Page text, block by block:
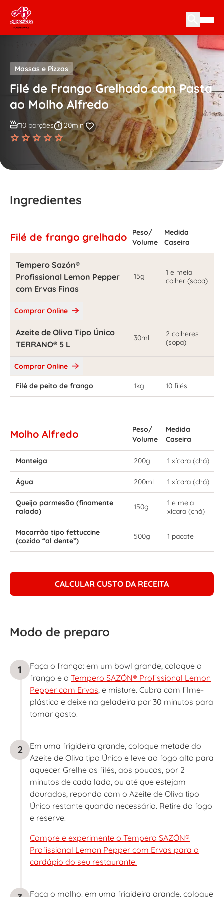
Skip to content
Massas e Pizzas
Filé de Frango Grelhado com Pasta
ao Molho Alfredo
10 porções 20min
Ingredientes
Filé de frango grelhado
Peso/
Volume
Medida
Caseira
Tempero Sazón®
Profissional Lemon Pepper
com Ervas Finas
15g
1 e meia
colher (sopa)
Comprar Online
Azeite de Oliva Tipo Único
TERRANO® 5 L
30ml
2 colheres
(sopa)
Comprar Online
Filé de peito de frango 1kg 10 filés
Molho Alfredo
Peso/
Volume
Medida
Caseira
Manteiga 200g 1 xícara (chá)
Água 200ml 1 xícara (chá)
Queijo parmesão (finamente
ralado)
150g
1 e meia
xícara (chá)
Macarrão tipo fettuccine
(cozido “al dente”)
500g 1 pacote
CALCULAR CUSTO DA RECEITA
Modo de preparo
1
Faça o frango: em um bowl grande, coloque o
frango e o Tempero SAZÓN® Profissional Lemon
Pepper com Ervas , e misture. Cubra com filme-
plástico e deixe na geladeira por 30 minutos para
tomar gosto.
2
Em uma frigideira grande, coloque metade do
Azeite de Oliva tipo Único e leve ao fogo alto para
aquecer. Grelhe os filés, aos poucos, por 2
minutos de cada lado, ou até que estejam
dourados, repondo com o Azeite de Oliva tipo
Único restante quando necessário. Retire do fogo
e reserve.
Compre e experimente o Tempero SAZÓN®
Profissional Lemon Pepper com Ervas para o
cardápio do seu restaurante!
Faça o molho: em uma frigideira grande, coloque